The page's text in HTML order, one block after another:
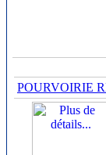
POURVOIRIE